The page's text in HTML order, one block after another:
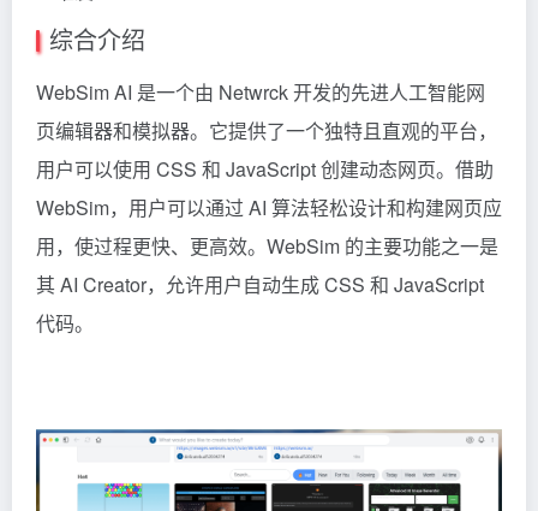
综合介绍
WebSim AI 是一个由 Netwrck 开发的先进人工智能网
页编辑器和模拟器。它提供了一个独特且直观的平台，
用户可以使用 CSS 和 JavaScript 创建动态网页。借助
WebSim，用户可以通过 AI 算法轻松设计和构建网页应
用，使过程更快、更高效。WebSim 的主要功能之一是
其 AI Creator，允许用户自动生成 CSS 和 JavaScript
代码。